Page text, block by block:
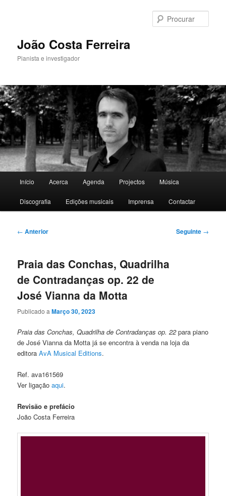
primárioJoão Costa Ferreira
Pianista e investigador
principal
Início Acerca Agenda Projectos Música
Discografia Edições musicais Imprensa Contactar
Navegação
← Anterior Seguinte →
Praia das Conchas, Quadrilha
de Contradanças op. 22 de
José Vianna da Motta
Publicado aMarço 30, 2023
Praia das Conchas, Quadrilha de Contradanças op. 22para piano
de José Vianna da Motta já se encontra à venda na loja da
editoraAvA Musical Editions.
Ref. ava161569
Ver ligaçãoaqui.
Revisão e prefácio
João Costa Ferreira